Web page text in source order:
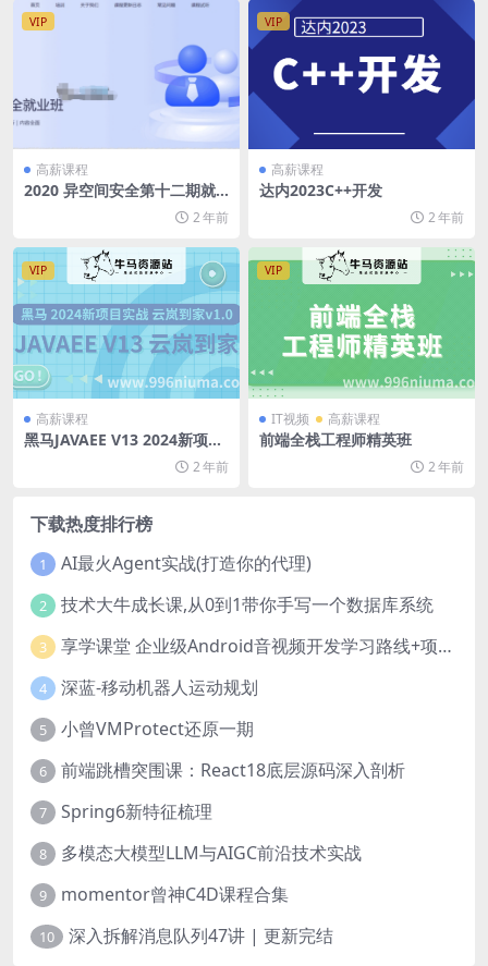
VIP
高薪课程
2020 异空间安全第十二期就
2 年前
VIP
高薪课程
达内2023C++开发
2 年前
VIP
高薪课程
黑马JAVAEE V13 2024新项目
2 年前
VIP
IT视频 高薪课程
前端全栈工程师精英班
2 年前
下载热度排行榜
1 AI最火Agent实战(打造你的代理)
2 技术大牛成长课,从0到1带你手写一个数据库系统
3 享学课堂 企业级Android音视频开发学习路线+项目实战（附源码）
4 深蓝-移动机器人运动规划
5 小曾VMProtect还原一期
6 前端跳槽突围课：React18底层源码深入剖析
7 Spring6新特征梳理
8 多模态大模型LLM与AIGC前沿技术实战
9 momentor曾神C4D课程合集
10 深入拆解消息队列47讲 | 更新完结